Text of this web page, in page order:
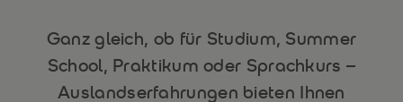
Ganz gleich, ob für Studium, Summer
School, Praktikum oder Sprachkurs –
Auslandserfahrungen bieten Ihnen